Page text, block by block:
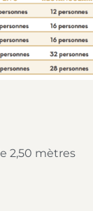
2,50 mètres